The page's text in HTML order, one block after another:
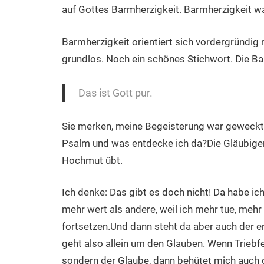
auf Gottes Barmherzigkeit. Barmherzigkeit
Barmherzigkeit orientiert sich vordergründig
grundlos. Noch ein schönes Stichwort. Die
Das ist Gott pur.
Sie merken, meine Begeisterung war
Psalm und was entdecke ich da?Die
Hochmut übt.
Ich denke: Das gibt es doch nicht! Da habe
mehr wert als andere, weil ich mehr tue,
fortsetzen.Und dann steht da aber auch der
geht also allein um den Glauben. Wenn
sondern der Glaube, dann behütet mich